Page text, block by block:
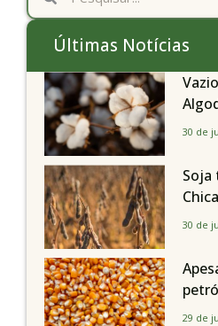
Últimas Notícias
Paulo
30 de
Soja
de
30 de
29 de